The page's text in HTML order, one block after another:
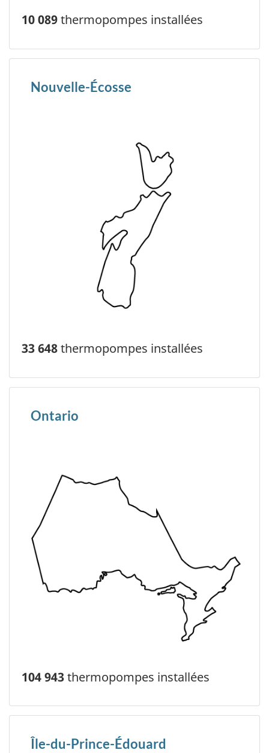
10 089thermopompes installées
Nouvelle-Écosse
33 648thermopompes installées
Ontario
104 943thermopompes installées
Île-du-Prince-Édouard